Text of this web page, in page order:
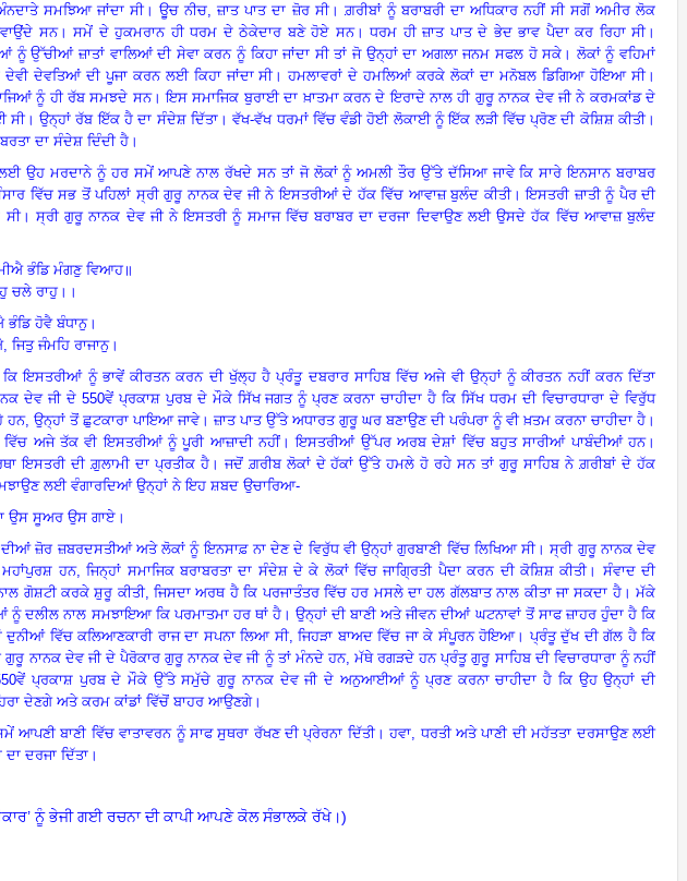
ਸਮਝਿਆ ਜਾਂਦਾ ਸੀ।ਉੂਚ ਨੀਚ , ਜ਼ਾਤ ਪਾਤ ਦਾ ਜ਼ੋਰ ਸੀ। ਗ਼ਰੀਬਾਂ ਨੂੰ ਬਰਾਬਰੀ ਦਾ ਅਧਿਕਾਰ ਨਹੀਂ ਸੀ ਸਗੋਂ ਅਮੀਰ ਲੋਕ
ਸਨ।ਸਮੇਂ ਦੇ ਹੁਕਮਰਾਨ ਹੀ ਧਰਮ ਦੇ ਠੇਕੇਦਾਰ ਬਣੇ ਹੋਏ ਸਨ। ਧਰਮ ਹੀ ਜ਼ਾਤ ਪਾਤ ਦੇ ਭੇਦ ਭਾਵ ਪੈਦਾ ਕਰ ਰਿਹਾ ਸੀ।
ਨੂੰ ਉੱਚੀਆਂ ਜ਼ਾਤਾਂ ਵਾਲਿਆਂ ਦੀ ਸੇਵਾ ਕਰਨ ਨੂੰ ਕਿਹਾ ਜਾਂਦਾ ਸੀ ਤਾਂ ਜੋ ਉਨ੍ਹਾਂ ਦਾ ਅਗਲਾ ਜਨਮ ਸਫਲ ਹੋ ਸਕੇ । ਲੋਕਾਂ ਨੂੰ ਵਹਿਮਾਂ
ਦੇਵੀ ਦੇਵਤਿਆਂ ਦੀ ਪੂਜਾ ਕਰਨ ਲਈ ਕਿਹਾ ਜਾਂਦਾ ਸੀ।ਹਮਲਾਵਰਾਂ ਦੇ ਹਮਲਿਆਂ ਕਰਕੇ ਲੋਕਾਂ ਦਾ ਮਨੋਬਲ ਡਿਗਿਆ ਹੋਇਆ ਸੀ।
ਨੂੰ ਹੀ ਰੱਬ ਸਮਝਦੇ ਸਨ।ਇਸ ਸਮਾਜਿਕ ਬੁਰਾਈ ਦਾ ਖ਼ਾਤਮਾ ਕਰਨ ਦੇ ਇਰਾਦੇ ਨਾਲ ਹੀ ਗੁਰੂ ਨਾਨਕ ਦੇਵ ਜੀ ਨੇ ਕਰਮਕਾਂਡ ਦੇ
ਸੀ।ਉਨ੍ਹਾਂ ਰੱਬ ਇੱਕ ਹੈ ਦਾ ਸੰਦੇਸ਼ ਦਿੱਤਾ।ਵੱਖ-ਵੱਖ ਧਰਮਾਂ ਵਿੱਚ ਵੰਡੀ ਹੋਈ ਲੋਕਾਈ ਨੂੰ ਇੱਕ ਲੜੀ ਵਿੱਚ ਪ੍ਰੋਣ ਦੀ ਕੋਸ਼ਿਸ਼ ਕੀਤੀ।
ਦਾ ਸੰਦੇਸ਼ ਦਿੰਦੀ ਹੈ ।
ਲਈ ਉਹ ਮਰਦਾਨੇ ਨੂੰ ਹਰ ਸਮੇਂ ਆਪਣੇ ਨਾਲ ਰੱਖਦੇ ਸਨ ਤਾਂ ਜੋ ਲੋਕਾਂ ਨੂੰ ਅਮਲੀ ਤੌਰ ਉੱਤੇ ਦੱਸਿਆ ਜਾਵੇ ਕਿ ਸਾਰੇ ਇਨਸਾਨ ਬਰਾਬਰ
ਵਿੱਚ ਸਭ ਤੋਂ ਪਹਿਲਾਂ ਸ੍ਰੀ ਗੁਰੂ ਨਾਨਕ ਦੇਵ ਜੀ ਨੇ ਇਸਤਰੀਆਂ ਦੇ ਹੱਕ ਵਿੱਚ ਆਵਾਜ਼ ਬੁਲੰਦ ਕੀਤੀ।ਇਸਤਰੀ ਜ਼ਾਤੀ ਨੂੰ ਪੈਰ ਦੀ
ਸੀ। ਸ੍ਰੀ ਗੁਰੂ ਨਾਨਕ ਦੇਵ ਜੀ ਨੇ ਇਸਤਰੀ ਨੂੰ ਸਮਾਜ ਵਿੱਚ ਬਰਾਬਰ ਦਾ ਦਰਜਾ ਦਿਵਾਉਣ ਲਈ ਉਸਦੇ ਹੱਕ ਵਿੱਚ ਆਵਾਜ਼ ਬੁਲੰਦ
ਭੰਡਿ ਮੰਗਣੁ ਵਿਆਹ॥
ਚਲੇ ਰਾਹੁ ।।
ਹੋਵੈ ਬੰਧਾਨੁ।
, ਜਿਤੁ ਜੰਮਹਿ ਰਾਜਾਨੁ।
ਇਸਤਰੀਆਂ ਨੂੰ ਭਾਵੇਂ ਕੀਰਤਨ ਕਰਨ ਦੀ ਖੁੱਲ੍ਹ ਹੈ ਪ੍ਰੰਤੂ ਦਬਰਾਰ ਸਾਹਿਬ ਵਿੱਚ ਅਜੇ ਵੀ ਉਨ੍ਹਾਂ ਨੂੰ ਕੀਰਤਨ ਨਹੀਂ ਕਰਨ ਦਿੱਤਾ
ਦੇਵ ਜੀ ਦੇ 550ਵੇਂ ਪ੍ਰਕਾਸ਼ ਪੁਰਬ ਦੇ ਮੌਕੇ ਸਿੱਖ ਜਗਤ ਨੂੰ ਪ੍ਰਣ ਕਰਨਾ ਚਾਹੀਦਾ ਹੈ ਕਿ ਸਿੱਖ ਧਰਮ ਦੀ ਵਿਚਾਰਧਾਰਾ ਦੇ ਵਿਰੁੱਧ
ਹਨ, ਉਨ੍ਹਾਂ ਤੋਂ ਛੁਟਕਾਰਾ ਪਾਇਆ ਜਾਵੇ। ਜ਼ਾਤ ਪਾਤ ਉੱਤੇ ਅਧਾਰਤ ਗੁਰੂ ਘਰ ਬਣਾਉਣ ਦੀ ਪਰੰਪਰਾ ਨੂੰ ਵੀ ਖ਼ਤਮ ਕਰਨਾ ਚਾਹੀਦਾ ਹੈ ।
ਅਜੇ ਤੱਕ ਵੀ ਇਸਤਰੀਆਂ ਨੂੰ ਪੂਰੀ ਆਜ਼ਾਦੀ ਨਹੀਂ। ਇਸਤਰੀਆਂ ਉੱਪਰ ਅਰਬ ਦੇਸ਼ਾਂ ਵਿੱਚ ਬਹੁਤ ਸਾਰੀਆਂ ਪਾਬੰਦੀਆਂ ਹਨ।
ਇਸਤਰੀ ਦੀ ਗ਼ੁਲਾਮੀ ਦਾ ਪ੍ਰਤੀਕ ਹੈ। ਜਦੋਂ ਗ਼ਰੀਬ ਲੋਕਾਂ ਦੇ ਹੱਕਾਂ ਉੱਤੇ ਹਮਲੇ ਹੋ ਰਹੇ ਸਨ ਤਾਂ ਗੁਰੂ ਸਾਹਿਬ ਨੇ ਗ਼ਰੀਬਾਂ ਦੇ ਹੱਕ
ਲਈ ਵੰਗਾਰਦਿਆਂ ਉਨ੍ਹਾਂ ਨੇ ਇਹ ਸ਼ਬਦ ਉਚਾਰਿਆ-
ਉਸ ਸੂਅਰ ਉਸ ਗਾਏ ।
ਜ਼ੋਰ ਜ਼ਬਰਦਸਤੀਆਂ ਅਤੇ ਲੋਕਾਂ ਨੂੰ ਇਨਸਾਫ਼ ਨਾ ਦੇਣ ਦੇ ਵਿਰੁੱਧ ਵੀ ਉਨ੍ਹਾਂ ਗੁਰਬਾਣੀ ਵਿੱਚ ਲਿਖਿਆ ਸੀ।ਸ੍ਰੀ ਗੁਰੂ ਨਾਨਕ ਦੇਵ
ਹਨ, ਜਿਨ੍ਹਾਂ ਸਮਾਜਿਕ ਬਰਾਬਰਤਾ ਦਾ ਸੰਦੇਸ਼ ਦੇ ਕੇ ਲੋਕਾਂ ਵਿੱਚ ਜਾਗ੍ਰਿਤੀ ਪੈਦਾ ਕਰਨ ਦੀ ਕੋਸ਼ਿਸ਼ ਕੀਤੀ। ਸੰਵਾਦ ਦੀ
ਗੋਸ਼ਟੀ ਕਰਕੇ ਸ਼ੁਰੂ ਕੀਤੀ, ਜਿਸਦਾ ਅਰਥ ਹੈ ਕਿ ਪਰਜਾਤੰਤਰ ਵਿੱਚ ਹਰ ਮਸਲੇ ਦਾ ਹਲ ਗੱਲਬਾਤ ਨਾਲ ਕੀਤਾ ਜਾ ਸਕਦਾ ਹੈ। ਮੱਕੇ
ਨੂੰ ਦਲੀਲ ਨਾਲ ਸਮਝਾਇਆ ਕਿ ਪਰਮਾਤਮਾ ਹਰ ਥਾਂ ਹੈ।ਉਨ੍ਹਾਂ ਦੀ ਬਾਣੀ ਅਤੇ ਜੀਵਨ ਦੀਆਂ ਘਟਨਾਵਾਂ ਤੋਂ ਸਾਫ ਜ਼ਾਹਰ ਹੁੰਦਾ ਹੈ ਕਿ
ਦੁਨੀਆਂ ਵਿੱਚ ਕਲਿਆਣਕਾਰੀ ਰਾਜ ਦਾ ਸਪਨਾ ਲਿਆ ਸੀ, ਜਿਹੜਾ ਬਾਅਦ ਵਿੱਚ ਜਾ ਕੇ ਸੰਪੂਰਨ ਹੋਇਆ। ਪ੍ਰੰਤੂ ਦੁੱਖ ਦੀ ਗੱਲ ਹੈ ਕਿ
ਨਾਨਕ ਦੇਵ ਜੀ ਦੇ ਪੈਰੋਕਾਰ ਗੁਰੂ ਨਾਨਕ ਦੇਵ ਜੀ ਨੂੰ ਤਾਂ ਮੰਨਦੇ ਹਨ, ਮੱਥੇ ਰਗੜਦੇ ਹਨ ਪ੍ਰੰਤੂ ਗੁਰੂ ਸਾਹਿਬ ਦੀ ਵਿਚਾਰਧਾਰਾ ਨੂੰ ਨਹੀਂ
ਪ੍ਰਕਾਸ਼ ਪੁਰਬ ਦੇ ਮੌਕੇ ਉੱਤੇ ਸਮੁੱਚੇ ਗੁਰੂ ਨਾਨਕ ਦੇਵ ਜੀ ਦੇ ਅਨੁਆਈਆਂ ਨੂੰ ਪ੍ਰਣ ਕਰਨਾ ਚਾਹੀਦਾ ਹੈ ਕਿ ਉਹ ਉਨ੍ਹਾਂ ਦੀ
ਦੇਣਗੇ ਅਤੇ ਕਰਮ ਕਾਂਡਾਂ ਵਿੱਚੋਂ ਬਾਹਰ ਆਉਣਗੇ।
ਆਪਣੀ ਬਾਣੀ ਵਿੱਚ ਵਾਤਾਵਰਨ ਨੂੰ ਸਾਫ ਸੁਥਰਾ ਰੱਖਣ ਦੀ ਪ੍ਰੇਰਨਾ ਦਿੱਤੀ।ਹਵਾ , ਧਰਤੀ ਅਤੇ ਪਾਣੀ ਦੀ ਮਹੱਤਤਾ ਦਰਸਾਉਣ ਲਈ
ਦਰਜਾ ਦਿੱਤਾ ।
ਨੂੰ ਭੇਜੀ ਗਈ ਰਚਨਾ ਦੀ ਕਾਪੀ ਆਪਣੇ ਕੋਲ ਸੰਭਾਲਕੇ ਰੱਖੇ।)